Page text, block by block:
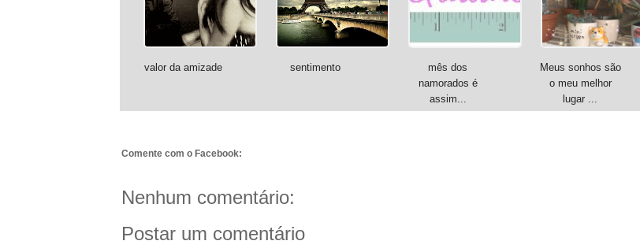
valor da amizade sentimento
mês dos
namorados é
assim...
Meus sonhos são
o meu melhor
lugar ...
Comente com o Facebook:
Nenhum comentário:
Postar um comentário